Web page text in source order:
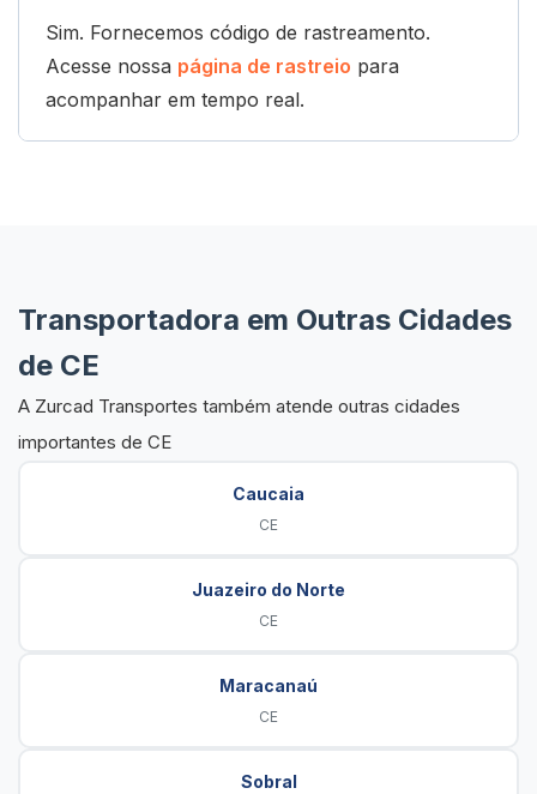
Sim. Fornecemos código de rastreamento.
Acesse nossa página de rastreio para
acompanhar em tempo real.
Transportadora em Outras Cidades
de CE
A Zurcad Transportes também atende outras cidades
importantes de CE
Caucaia
CE
Juazeiro do Norte
CE
Maracanaú
CE
Sobral